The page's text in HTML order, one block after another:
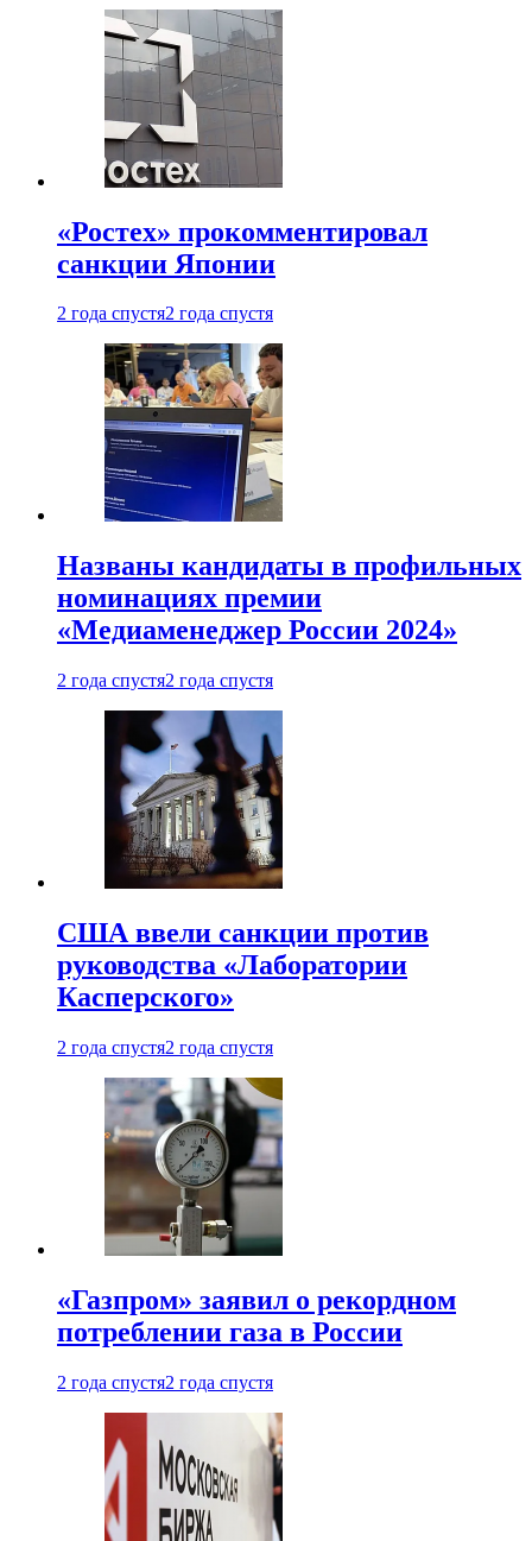
«Ростех» прокомментировал
санкции Японии
2 года спустя2 года спустя
Названы кандидаты в профильных
номинациях премии
«Медиаменеджер России 2024»
2 года спустя2 года спустя
США ввели санкции против
руководства «Лаборатории
Касперского»
2 года спустя2 года спустя
«Газпром» заявил о рекордном
потреблении газа в России
2 года спустя2 года спустя